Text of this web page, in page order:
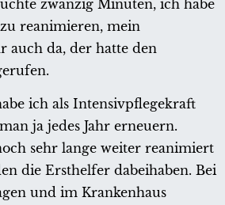
zwanzig Minuten, ich habe
reanimieren, mein
auch da, der hatte den
ich als Intensivpflegekraft
ja jedes Jahr erneuern.
sehr lange weiter reanimiert
die Ersthelfer dabeihaben. Bei
und im Krankenhaus